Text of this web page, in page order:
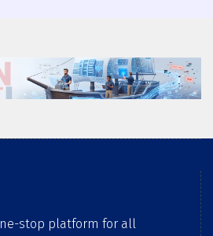
stop platform for all